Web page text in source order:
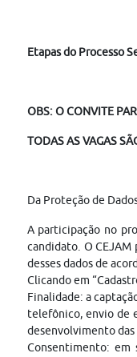
Etapas do Processo
OBS: O CONVITE
TODAS AS VAGAS
Da Proteção de
A participação no
candidato. O
desses dados de
Clicando em
Finalidade: a
telefônico, envio de
desenvolvimento das
Consentimento: em